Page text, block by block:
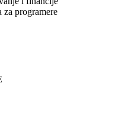
programere